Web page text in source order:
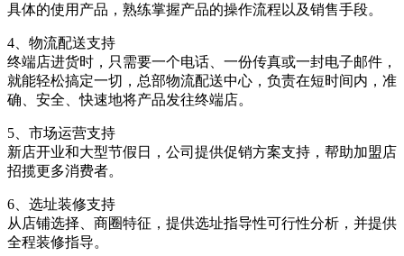
具体的使用产品，熟练掌握产品的操作流程以及销售手段。
4、物流配送支持
终端店进货时，只需要一个电话、一份传真或一封电子邮件，
就能轻松搞定一切，总部物流配送中心，负责在短时间内，准
确、安全、快速地将产品发往终端店。
5、市场运营支持
新店开业和大型节假日，公司提供促销方案支持，帮助加盟店
招揽更多消费者。
6、选址装修支持
从店铺选择、商圈特征，提供选址指导性可行性分析，并提供
全程装修指导。